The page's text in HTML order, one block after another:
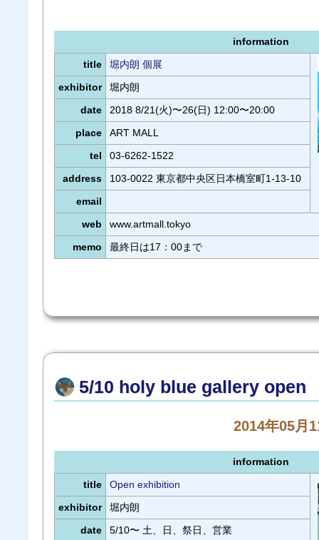
information
title
堀内朗 個展
exhibitor
堀内朗
date
2018 8/21(火)〜26(日) 12:00〜20:00
place
ART MALL
tel
03-6262-1522
address
103-0022 東京都中央区日本橋室町1-13-10
email
web
www.artmall.tokyo
memo
最終日は17：00まで
5/10 holy blue gallery open
2014年05月
information
title
Open exhibition
exhibitor
堀内朗
date
5/10〜 土、日、祭日、営業